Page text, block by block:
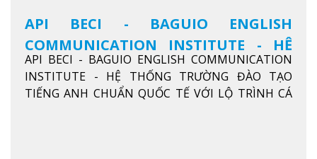
API BECI - BAGUIO ENGLISH
COMMUNICATION INSTITUTE - HỆ
THỐNG TRƯỜNG ĐÀO TẠO TIẾNG
ANH CHUẨN QUỐC TẾ
API BECI - BAGUIO ENGLISH COMMUNICATION
INSTITUTE - HỆ THỐNG TRƯỜNG ĐÀO TẠO
TIẾNG ANH CHUẨN QUỐC TẾ VỚI LỘ TRÌNH CÁ